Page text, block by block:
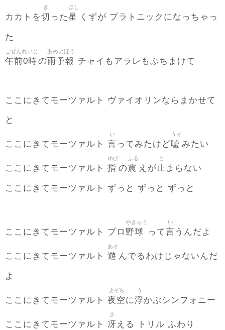
カカトを切
き
った星
ほし
くずが プラトニックになっちゃっ
た
午前0時
ごぜんれいじ
の雨予報
あめよほう
チャイもアラレもぶちまけて
ここにきてモーツァルト ヴァイオリンならまかせて
と
ここにきてモーツァルト 言
い
ってみたけど嘘
うそ
みたい
ここにきてモーツァルト 指
ゆび
の震
ふる
えが止
と
まらない
ここにきてモーツァルト ずっと ずっと ずっと
ここにきてモーツァルト プロ 野球
やきゅう
って言
い
うんだよ
ここにきてモーツァルト 遊
あそ
んでるわけじゃないんだ
よ
ここにきてモーツァルト 夜空
よぞら
に浮
う
かぶシンフォニー
ここにきてモーツァルト 冴
さ
える トリル ふわり